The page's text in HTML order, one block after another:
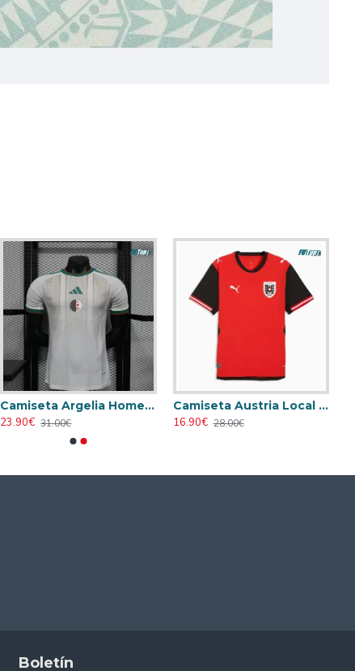
Camiseta Argelia Home 2026 Versión Jugador
23.90€ 31.00€
Camiseta Austria Local Mundial 2026 Rojo
16.90€ 28.00€
Boletín